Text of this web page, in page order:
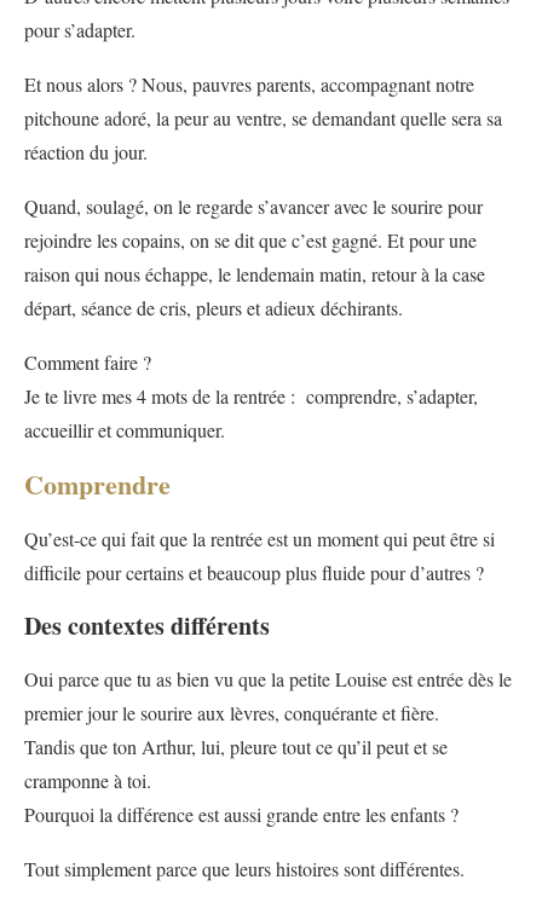
pour s’adapter.
Et nous alors ? Nous, pauvres parents, accompagnant notre
pitchoune adoré, la peur au ventre, se demandant quelle sera sa
réaction du jour.
Quand, soulagé, on le regarde s’avancer avec le sourire pour
rejoindre les copains, on se dit que c’est gagné. Et pour une
raison qui nous échappe, le lendemain matin, retour à la case
départ, séance de cris, pleurs et adieux déchirants.
Comment faire ?
Je te livre mes 4 mots de la rentrée : comprendre, s’adapter,
accueillir et communiquer.
Comprendre
Qu’est-ce qui fait que la rentrée est un moment qui peut être si
difficile pour certains et beaucoup plus fluide pour d’autres ?
Des contextes différents
Oui parce que tu as bien vu que la petite Louise est entrée dès le
premier jour le sourire aux lèvres, conquérante et fière.
Tandis que ton Arthur, lui, pleure tout ce qu’il peut et se
cramponne à toi.
Pourquoi la différence est aussi grande entre les enfants ?
Tout simplement parce que leurs histoires sont différentes.